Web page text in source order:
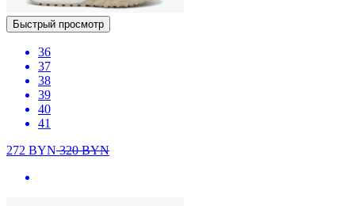
Быстрый просмотр
36
37
38
39
40
41
272 BYN320BYN